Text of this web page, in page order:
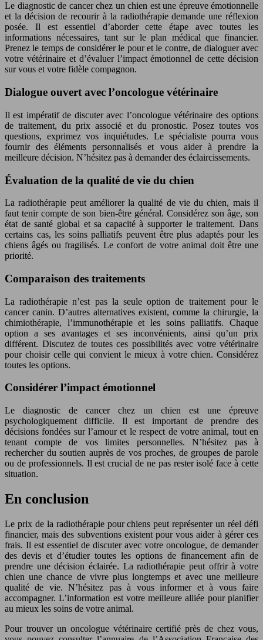
Le diagnostic de cancer chez un chien est une épreuve émotionnelle
et la décision de recourir à la radiothérapie demande une réflexion
posée. Il est essentiel d’aborder cette étape avec toutes les
informations nécessaires, tant sur le plan médical que financier.
Prenez le temps de considérer le pour et le contre, de dialoguer avec
votre vétérinaire et d’évaluer l’impact émotionnel de cette décision
sur vous et votre fidèle compagnon.
Dialogue ouvert avec l’oncologue vétérinaire
Il est impératif de discuter avec l’oncologue vétérinaire des options
de traitement, du prix associé et du pronostic. Posez toutes vos
questions, exprimez vos inquiétudes. Le spécialiste pourra vous
fournir des éléments personnalisés et vous aider à prendre la
meilleure décision. N’hésitez pas à demander des éclaircissements.
Évaluation de la qualité de vie du chien
La radiothérapie peut améliorer la qualité de vie du chien, mais il
faut tenir compte de son bien-être général. Considérez son âge, son
état de santé global et sa capacité à supporter le traitement. Dans
certains cas, les soins palliatifs peuvent être plus adaptés pour les
chiens âgés ou fragilisés. Le confort de votre animal doit être une
priorité.
Comparaison des traitements
La radiothérapie n’est pas la seule option de traitement pour le
cancer canin. D’autres alternatives existent, comme la chirurgie, la
chimiothérapie, l’immunothérapie et les soins palliatifs. Chaque
option a ses avantages et ses inconvénients, ainsi qu’un prix
différent. Discutez de toutes ces possibilités avec votre vétérinaire
pour choisir celle qui convient le mieux à votre chien. Considérez
toutes les options.
Considérer l’impact émotionnel
Le diagnostic de cancer chez un chien est une épreuve
psychologiquement difficile. Il est important de prendre des
décisions fondées sur l’amour et le respect de votre animal, tout en
tenant compte de vos limites personnelles. N’hésitez pas à
rechercher du soutien auprès de vos proches, de groupes de parole
ou de professionnels. Il est crucial de ne pas rester isolé face à cette
situation.
En conclusion
Le prix de la radiothérapie pour chiens peut représenter un réel défi
financier, mais des subventions existent pour vous aider à gérer ces
frais. Il est essentiel de discuter avec votre oncologue, de demander
des devis et d’étudier toutes les options de financement afin de
prendre une décision éclairée. La radiothérapie peut offrir à votre
chien une chance de vivre plus longtemps et avec une meilleure
qualité de vie. N’hésitez pas à vous informer et à vous faire
accompagner. L’information est votre meilleure alliée pour planifier
au mieux les soins de votre animal.
Pour trouver un oncologue vétérinaire certifié près de chez vous,